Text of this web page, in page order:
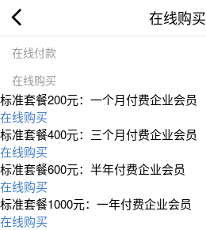
在线购买
在线付款
在线购买
标准套餐200元：一个月付费企业会员
在线购买
标准套餐400元：三个月付费企业会员
在线购买
标准套餐600元：半年付费企业会员
在线购买
标准套餐1000元：一年付费企业会员
在线购买